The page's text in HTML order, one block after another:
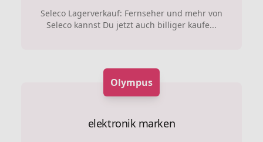
Seleco Lagerverkauf: Fernseher und mehr von
Seleco kannst Du jetzt auch billiger kaufe...
Olympus
elektronik marken